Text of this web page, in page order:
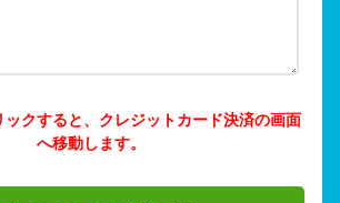
クすると、クレジットカード決済の画面
へ移動します。